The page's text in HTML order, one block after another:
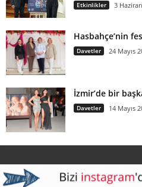
Etkinlikler 3
Hasbahçe’nin
Davetler 24 Mayıs
İzmir’de bir
Davetler 14 Mayıs